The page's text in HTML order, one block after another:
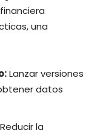
una
Lanzar versiones
datos
Reducir la